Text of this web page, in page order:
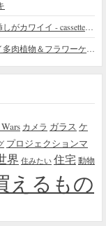
「日常に花と音楽を」カセットテープ型の一輪挿しがカワイイ - cassette vase
本物の植物にしか見えない！カラフルでカワイイ多肉植物＆フラワーケーキ
カメラ ガラス ケ
プロジェクションマ
界 住みたい 住宅 動物
えるもの